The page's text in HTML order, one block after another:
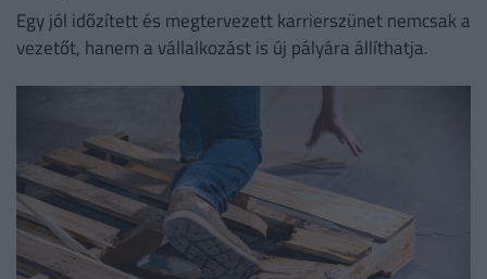
Egy jól időzített és megtervezett karrierszünet nemcsak a
vezetőt, hanem a vállalkozást is új pályára állíthatja.